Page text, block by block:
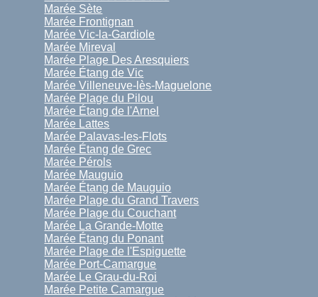
Marée Sète
Marée Frontignan
Marée Vic-la-Gardiole
Marée Mireval
Marée Plage Des Aresquiers
Marée Étang de Vic
Marée Villeneuve-lès-Maguelone
Marée Plage du Pilou
Marée Étang de l'Arnel
Marée Lattes
Marée Palavas-les-Flots
Marée Étang de Grec
Marée Pérols
Marée Mauguio
Marée Étang de Mauguio
Marée Plage du Grand Travers
Marée Plage du Couchant
Marée La Grande-Motte
Marée Étang du Ponant
Marée Plage de l'Espiguette
Marée Port-Camargue
Marée Le Grau-du-Roi
Marée Petite Camargue